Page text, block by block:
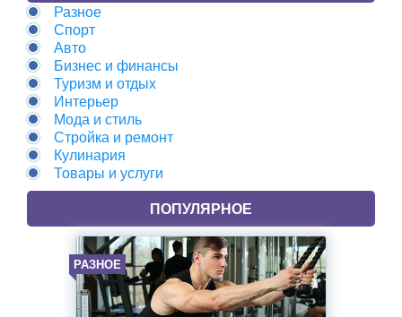
Разное
Спорт
Авто
Бизнес и финансы
Туризм и отдых
Интерьер
Мода и стиль
Стройка и ремонт
Кулинария
Товары и услуги
ПОПУЛЯРНОЕ
РАЗНОЕ